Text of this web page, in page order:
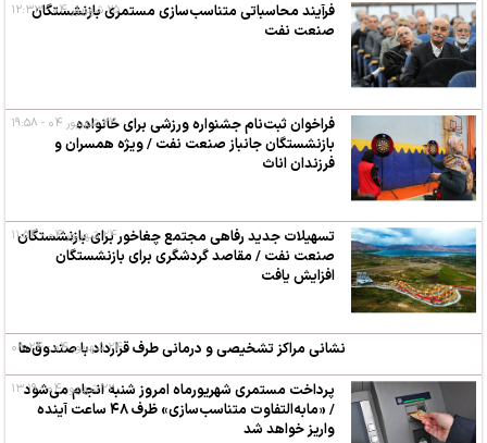
فرآیند محاسباتی متناسب‌سازی مستمری بازنشستگان
صنعت نفت
۲۵ شهریور ۰۴ - ۱۲:۳۳
فراخوان ثبت‌نام جشنواره ورزشی برای خانواده
بازنشستگان جانباز صنعت نفت / ویژه همسران و
فرزندان اناث
۲۴ شهریور ۰۴ - ۱۹:۵۸
تسهیلات جدید رفاهی مجتمع چغاخور برای بازنشستگان
صنعت نفت / مقاصد گردشگری برای بازنشستگان
افزایش یافت
۲۴ شهریور ۰۴ - ۱۱:۵۴
نشانی مراکز تشخیصی و درمانی طرف قرارداد با صندوق‌ها
۲۴ شهریور ۰۴ - ۰۸:۲۴
پرداخت مستمری شهریورماه امروز شنبه انجام می‌شود
/ «مابه‌التفاوت متناسب‌سازی» ظرف ۴۸ ساعت آینده
واریز خواهد شد
۲۲ شهریور ۰۴ - ۱۳:۱۹